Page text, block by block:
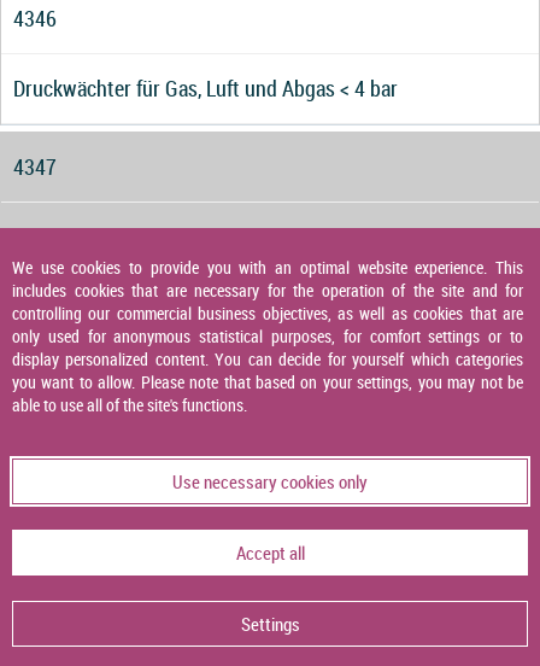
4346
Druckwächter für Gas, Luft und Abgas < 4 bar
4347
Druckwächter für Gas, Luft und Abgas
4348
Druckaufnehmer
4349
Temperaturaufnehmer
4356
We use cookies to provide you with an optimal website experience. This
includes cookies that are necessary for the operation of the site and for
controlling our commercial business objectives, as well as cookies that are
only used for anonymous statistical purposes, for comfort settings or to
display personalized content. You can decide for yourself which categories
you want to allow. Please note that based on your settings, you may not be
able to use all of the site's functions.
Use necessary cookies only
Accept all
Settings